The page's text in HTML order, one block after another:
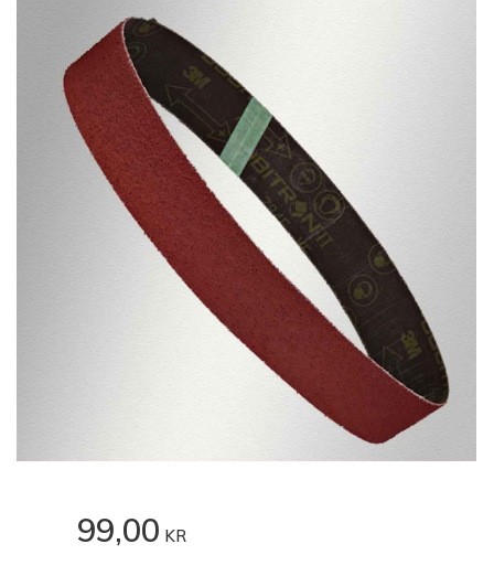
99,00 KR